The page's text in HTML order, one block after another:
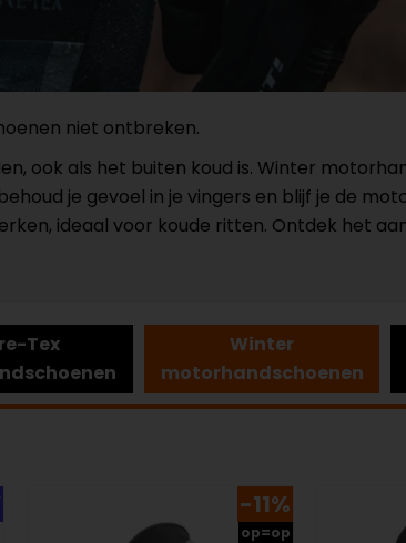
niet ontbreken.
ook als het buiten koud is. Winter
je gevoel in je vingers en blijf je de
ideaal voor koude ritten. Ontdek het
Tex
Winter
motorhandschoenen
-11%
op=op